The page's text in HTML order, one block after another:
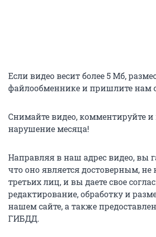
Если видео весит более 5 Мб,
файлообменнике и пришлите нам
Снимайте видео, комментируйте
нарушение месяца!
Направляя в наш адрес видео, вы
что оно является достоверным,
третьих лиц, и вы даете свое
редактирование, обработку и
нашем сайте, а также
ГИБДД.